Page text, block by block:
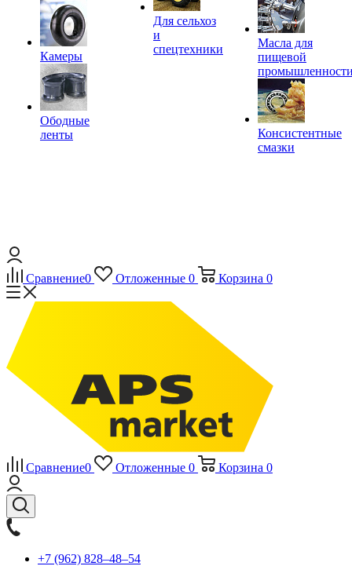
Камеры
Ободные
ленты
Для сельхоз
и
спецтехники
Масла для
пищевой
Консистентные
смазки
Сравнение0 Отложенные 0 Корзина 0
Сравнение0 Отложенные 0 Корзина 0
+7 (962) 828‒48‒54